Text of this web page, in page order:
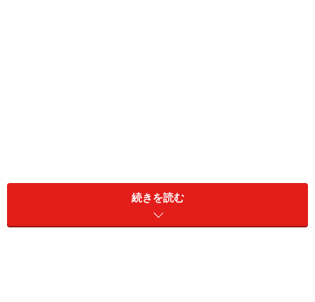
八ツ山通りの南側はかねてより大規模な再開発「大崎副
都心計画」が進行中である。JR「大崎」駅までの一帯は
続きを読む